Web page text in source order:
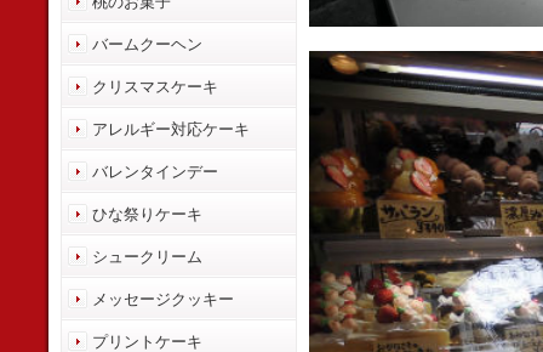
バームクーヘン
クリスマスケーキ
アレルギー対応ケーキ
バレンタインデー
ひな祭りケーキ
シュークリーム
メッセージクッキー
プリントケーキ